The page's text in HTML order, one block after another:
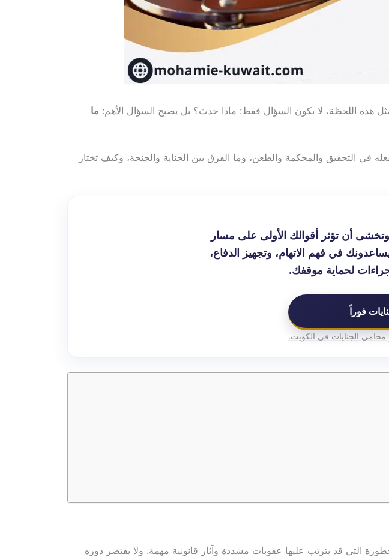
هذه اللحظة، لا يكون السؤال فقط: ماذا حدث؟ بل يصبح السؤال الأهم: ما
في التحقيق والمحكمة والطعن، وما الفرق بين الجناية والجنحة، وكيف تختار
وتخشى أن تؤثر أقوالك الأولى على مسار
في فهم الاتهام، وتجهيز الدفاع،
لحماية موقفك.
فوراً
محامي الجنايات في الكويت.
التي قد يترتب عليها عقوبات مشددة وآثار قانونية مهمة. ولا يقتصر دوره